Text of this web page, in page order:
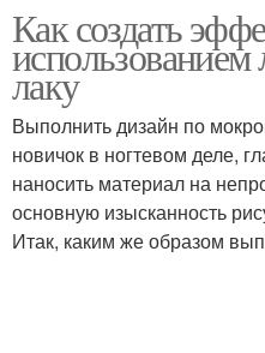
Матовый лак
Ногти с лаками
Как создать
лаку
Выполнить дизайн по
новичок в ногтевом деле,
наносить материал на
основную изысканность
Итак, каким же образом